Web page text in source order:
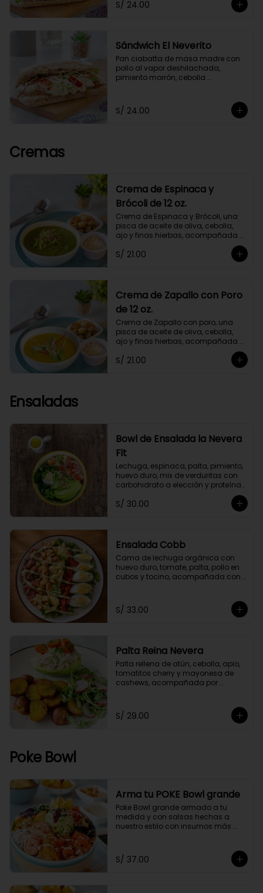
S/ 24.00
Sándwich El Neverito
Pan ciabatta de masa madre con
pollo al vapor deshilachada,
pimiento morrón, cebolla
toque de orégano. Con mayonesa
de cashews.
S/ 24.00
Cremas
Crema de Espinaca y
Brócoli de 12 oz.
Crema de Espinaca y Brócoli, una
pisca de aceite de oliva, cebolla,
ajo y finas hierbas, acompañada
madre. No contiene papa ni
S/ 21.00
Crema de Zapallo con Poro
de 12 oz.
Crema de Zapallo con poro, una
pisca de aceite de oliva, cebolla,
ajo y finas hierbas, acompañada
madre. No contiene papa ni
S/ 21.00
Ensaladas
Bowl de Ensalada la Nevera
Fit
Lechuga, espinaca, palta, pimiento,
huevo duro, mix de verduritas con
carbohidrato a elección y proteína
selecionada. Con aliño La Nevera Fit
S/ 30.00
Ensalada Cobb
Cama de lechuga orgánica con
huevo duro, tomate, palta, pollo en
cubos y tocino, acompañada con
S/ 33.00
Palta Reina Nevera
Palta rellena de atún, cebolla, apio,
tomatitos cherry y mayonesa de
cashews, acompañada por
arúgula.
S/ 29.00
Poke Bowl
Arma tu POKE Bowl grande
Poke Bowl grande armado a tu
medida y con salsas hechas a
nuestro estilo con insumos más
S/ 37.00